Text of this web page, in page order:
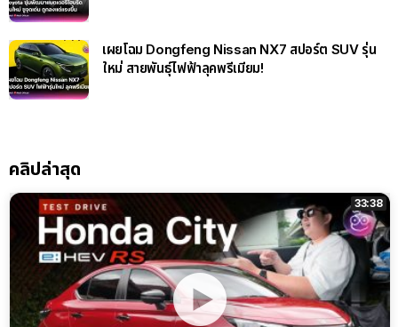
เผยโฉม Dongfeng Nissan NX7 สปอร์ต SUV รุ่น
ใหม่ สายพันธุ์ไฟฟ้าลุคพรีเมียม!
คลิปล่าสุด
33:38